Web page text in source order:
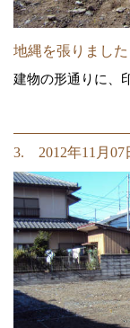
地縄を張りました
建物の形通りに、
3. 2012年11月07